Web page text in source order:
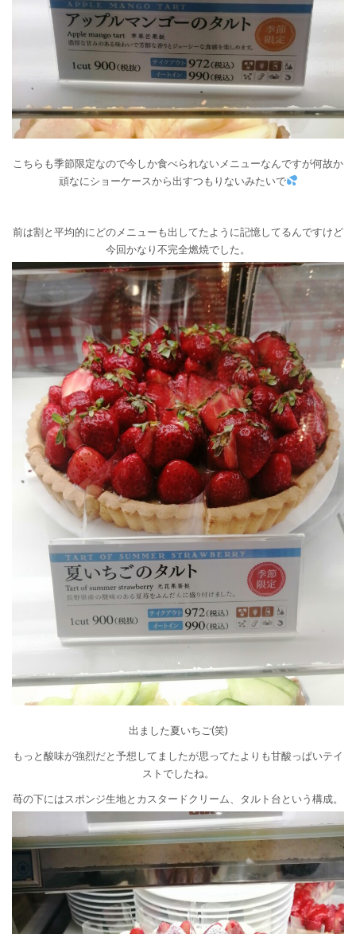
こちらも季節限定なので今しか食べられないメニューなんですが何故か
頑なにショーケースから出すつもりないみたいで
前は割と平均的にどのメニューも出してたように記憶してるんですけど
今回かなり不完全燃焼でした。
出ました夏いちご(笑)
もっと酸味が強烈だと予想してましたが思ってたよりも甘酸っぱいテイ
ストでしたね。
苺の下にはスポンジ生地とカスタードクリーム、タルト台という構成。